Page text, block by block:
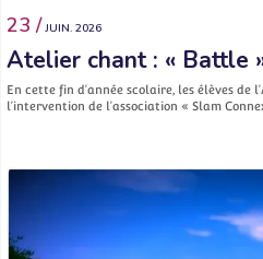
23 / JUIN. 2026
Atelier chant : « Battle
En cette fin d’année scolaire, les élèves de
l’intervention de l’association « Slam